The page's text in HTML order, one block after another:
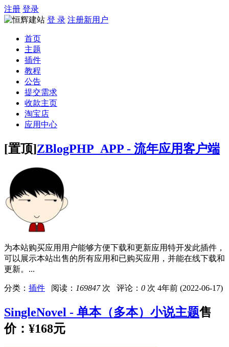
注册 登录
登 录 注册新用户
首页
主题
插件
教程
公告
提交需求
收款主页
淘宝店
应用中心
[置顶]ZBlogPHP_APP - 流年应用客户端
为本站购买应用用户能够方便下载和更新应用特开发此插件，
可以展示本站出售的所有应用和已购买应用，并能在线下载和
更新。...
分类： 插件 阅读： 169847 次 评论： 0 次 4年前 (2022-06-17)
SingleNovel - 单本（多本）小说主题售
价： ¥168元